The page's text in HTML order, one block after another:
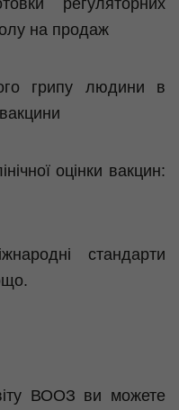
регуляторних
на продаж
грипу людини в
оцінки вакцин:
стандарти
ВООЗ ви можете